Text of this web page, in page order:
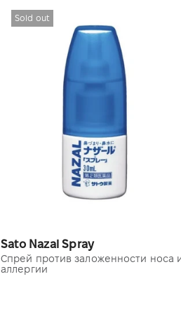
Sold out
Sato Nazal Spray
Спрей против заложенности носа
аллергии